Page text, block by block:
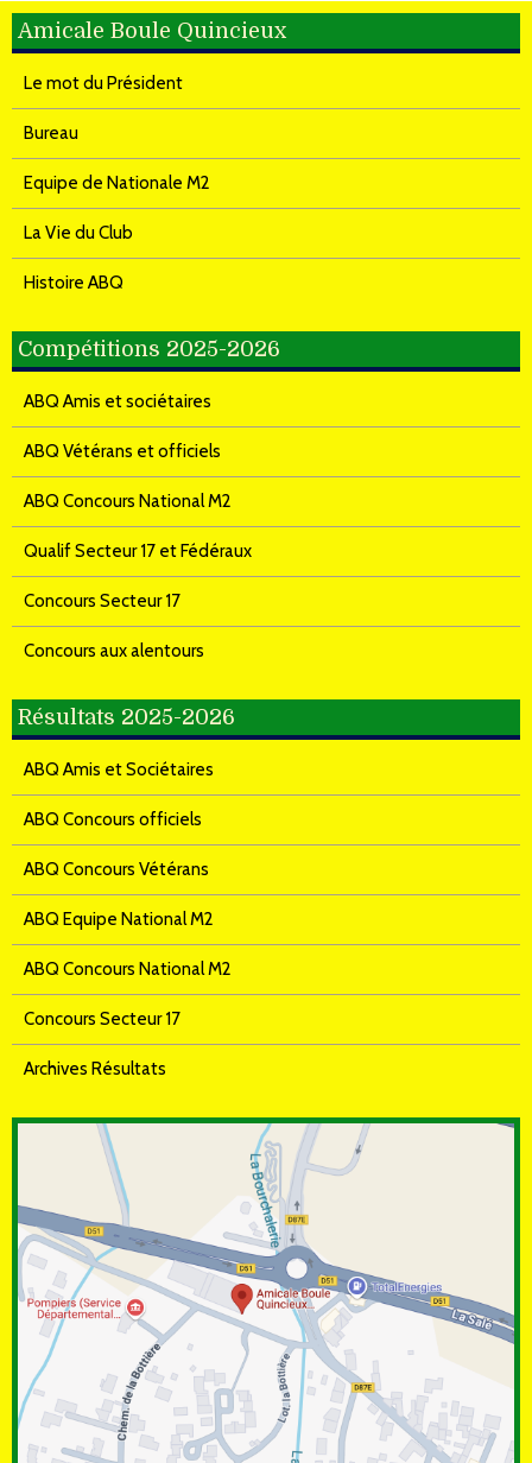
Amicale Boule Quincieux
Le mot du Président
Bureau
Equipe de Nationale M2
La Vie du Club
Histoire ABQ
Compétitions 2025-2026
ABQ Amis et sociétaires
ABQ Vétérans et officiels
ABQ Concours National M2
Qualif Secteur 17 et Fédéraux
Concours Secteur 17
Concours aux alentours
Résultats 2025-2026
ABQ Amis et Sociétaires
ABQ Concours officiels
ABQ Concours Vétérans
ABQ Equipe National M2
ABQ Concours National M2
Concours Secteur 17
Archives Résultats